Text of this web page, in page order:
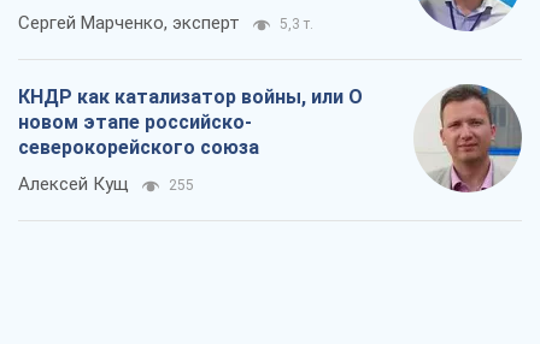
Сергей Марченко, эксперт 5,3 т.
КНДР как катализатор войны, или О
новом этапе российско-
северокорейского союза
Алексей Кущ 255